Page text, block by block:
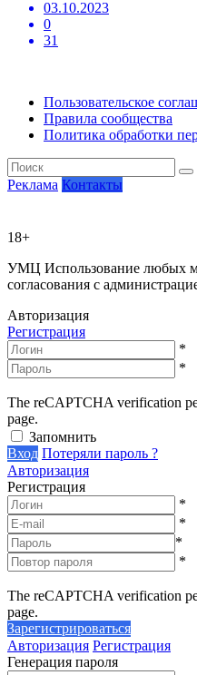
03.10.2023
0
31
Пользовательское
Правила сообщества
Политика обработки
Реклама Контакты
18+
УМЦ Использование любых
согласования с
Авторизация
Регистрация
*
*
The reCAPTCHA verification
page.
Запомнить
Вход Потеряли пароль ?
Авторизация
Регистрация
*
*
*
*
The reCAPTCHA verification
page.
Зарегистрироваться
Авторизация Регистрация
Генерация пароля